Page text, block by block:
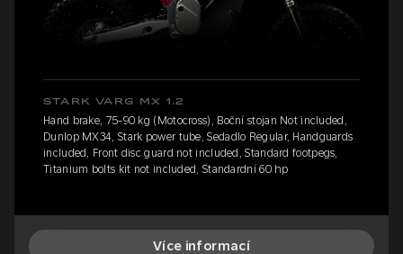
STARK VARG MX 1.2
Hand brake, 75-90 kg (Motocross), Boční stojan Not included,
Dunlop MX34, Stark power tube, Sedadlo Regular, Handguards
included, Front disc guard not included, Standard footpegs,
Titanium bolts kit not included, Standardní 60 hp
Více informací